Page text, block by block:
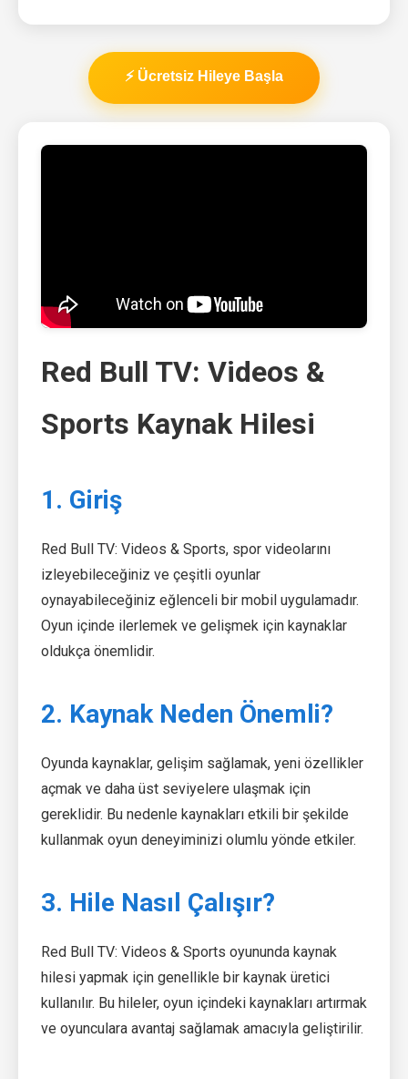
⚡ Ücretsiz Hileye Başla
Red Bull TV: Videos &
Sports Kaynak Hilesi
1. Giriş
Red Bull TV: Videos & Sports, spor videolarını
izleyebileceğiniz ve çeşitli oyunlar
oynayabileceğiniz eğlenceli bir mobil uygulamadır.
Oyun içinde ilerlemek ve gelişmek için kaynaklar
oldukça önemlidir.
2. Kaynak Neden Önemli?
Oyunda kaynaklar, gelişim sağlamak, yeni özellikler
açmak ve daha üst seviyelere ulaşmak için
gereklidir. Bu nedenle kaynakları etkili bir şekilde
kullanmak oyun deneyiminizi olumlu yönde etkiler.
3. Hile Nasıl Çalışır?
Red Bull TV: Videos & Sports oyununda kaynak
hilesi yapmak için genellikle bir kaynak üretici
kullanılır. Bu hileler, oyun içindeki kaynakları artırmak
ve oyunculara avantaj sağlamak amacıyla geliştirilir.